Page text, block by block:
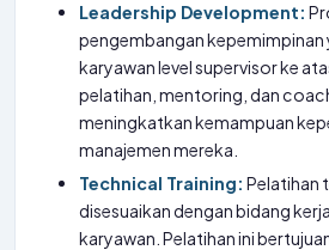
Leadership Development:
pengembangan kepemimpinan
karyawan level supervisor ke
pelatihan, mentoring, dan
meningkatkan kemampuan
manajemen mereka.
Technical Training: Pelatihan
disesuaikan dengan bidang
karyawan. Pelatihan ini